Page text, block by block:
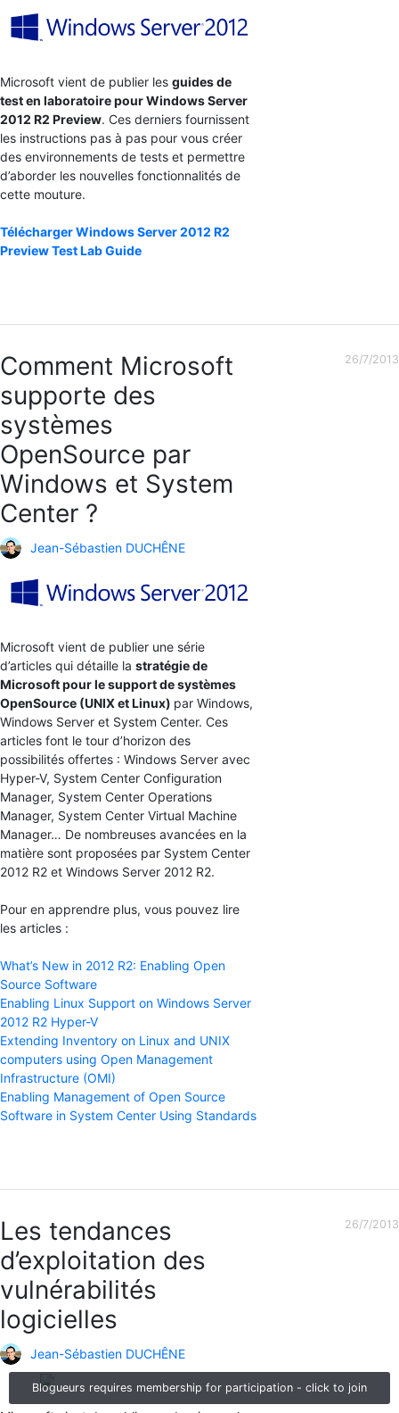
Blogueurs requires membership for participation - click to join
Microsoft vient de publier les guides de
test en laboratoire pour Windows Server
2012 R2 Preview. Ces derniers fournissent
les instructions pas à pas pour vous créer
des environnements de tests et permettre
d’aborder les nouvelles fonctionnalités de
cette mouture.
Télécharger Windows Server 2012 R2
Preview Test Lab Guide
Comment Microsoft
supporte des
systèmes
OpenSource par
Windows et System
Center ?
Jean-Sébastien DUCHÊNE
Microsoft vient de publier une série
d’articles qui détaille la stratégie de
Microsoft pour le support de systèmes
OpenSource (UNIX et Linux) par Windows,
Windows Server et System Center. Ces
articles font le tour d’horizon des
possibilités offertes : Windows Server avec
Hyper-V, System Center Configuration
Manager, System Center Operations
Manager, System Center Virtual Machine
Manager… De nombreuses avancées en la
matière sont proposées par System Center
2012 R2 et Windows Server 2012 R2.
Pour en apprendre plus, vous pouvez lire
les articles :
What’s New in 2012 R2: Enabling Open
Source Software
Enabling Linux Support on Windows Server
2012 R2 Hyper-V
Extending Inventory on Linux and UNIX
computers using Open Management
Infrastructure (OMI)
Enabling Management of Open Source
Software in System Center Using Standards
26/7/2013
Les tendances
d’exploitation des
vulnérabilités
logicielles
Jean-Sébastien DUCHÊNE
26/7/2013